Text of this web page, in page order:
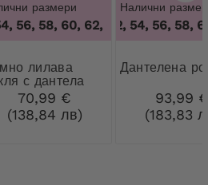
54, 56, 58, 62, 64
размери
56, 58, 60, 62, 64 ,48, 50, 54,
с дантела
70,99 €
(138,84 лв)
Налични
50, 52, 54, 56, 58, 60
дантелена
93,99 €
(183,83